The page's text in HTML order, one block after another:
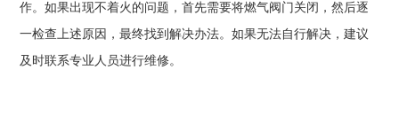
作。如果出现不着火的问题，首先需要将燃气阀门关闭，然后逐
一检查上述原因，最终找到解决办法。如果无法自行解决，建议
及时联系专业人员进行维修。